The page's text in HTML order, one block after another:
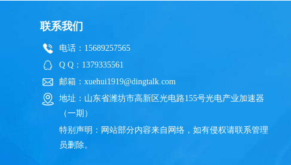
联系我们
电话：15689257565
Q Q：1379335561
邮箱：xuehui1919@dingtalk.com
地址：山东省潍坊市高新区光电路155号光电产业加速器
（一期）
特别声明：网站部分内容来自网络，如有侵权请联系管理
员删除。